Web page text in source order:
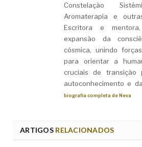
Constelação
Aromaterapia e
Escritora e
expansão da
cósmica, unindo
para orientar a
cruciais de transição
autoconhecimento e
biografia completa de Neva
ARTIGOSRELACIONADOS